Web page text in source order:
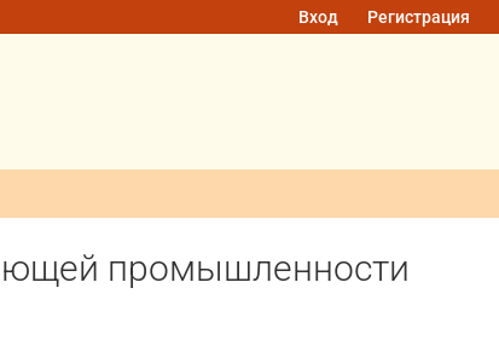
Вход Регистрация
промышленности